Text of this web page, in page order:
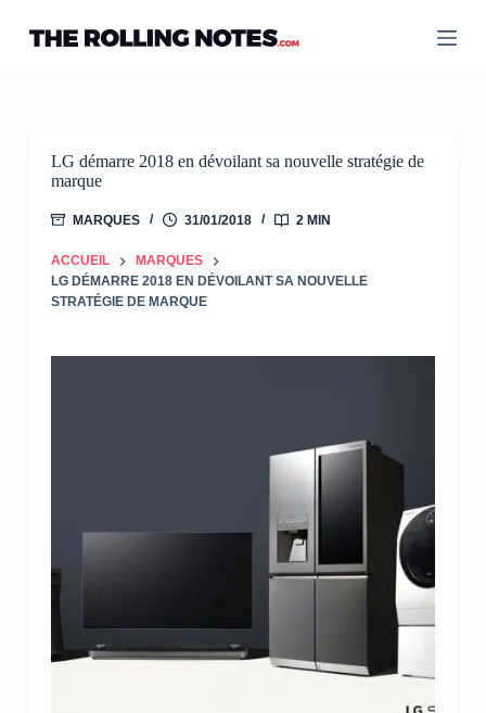
contenu
LG démarre 2018 en dévoilant sa nouvelle stratégie de
marque
MARQUES 31/01/2018 2 MIN
ACCUEIL
MARQUES
LG DÉMARRE 2018 EN DÉVOILANT SA NOUVELLE
STRATÉGIE DE MARQUE